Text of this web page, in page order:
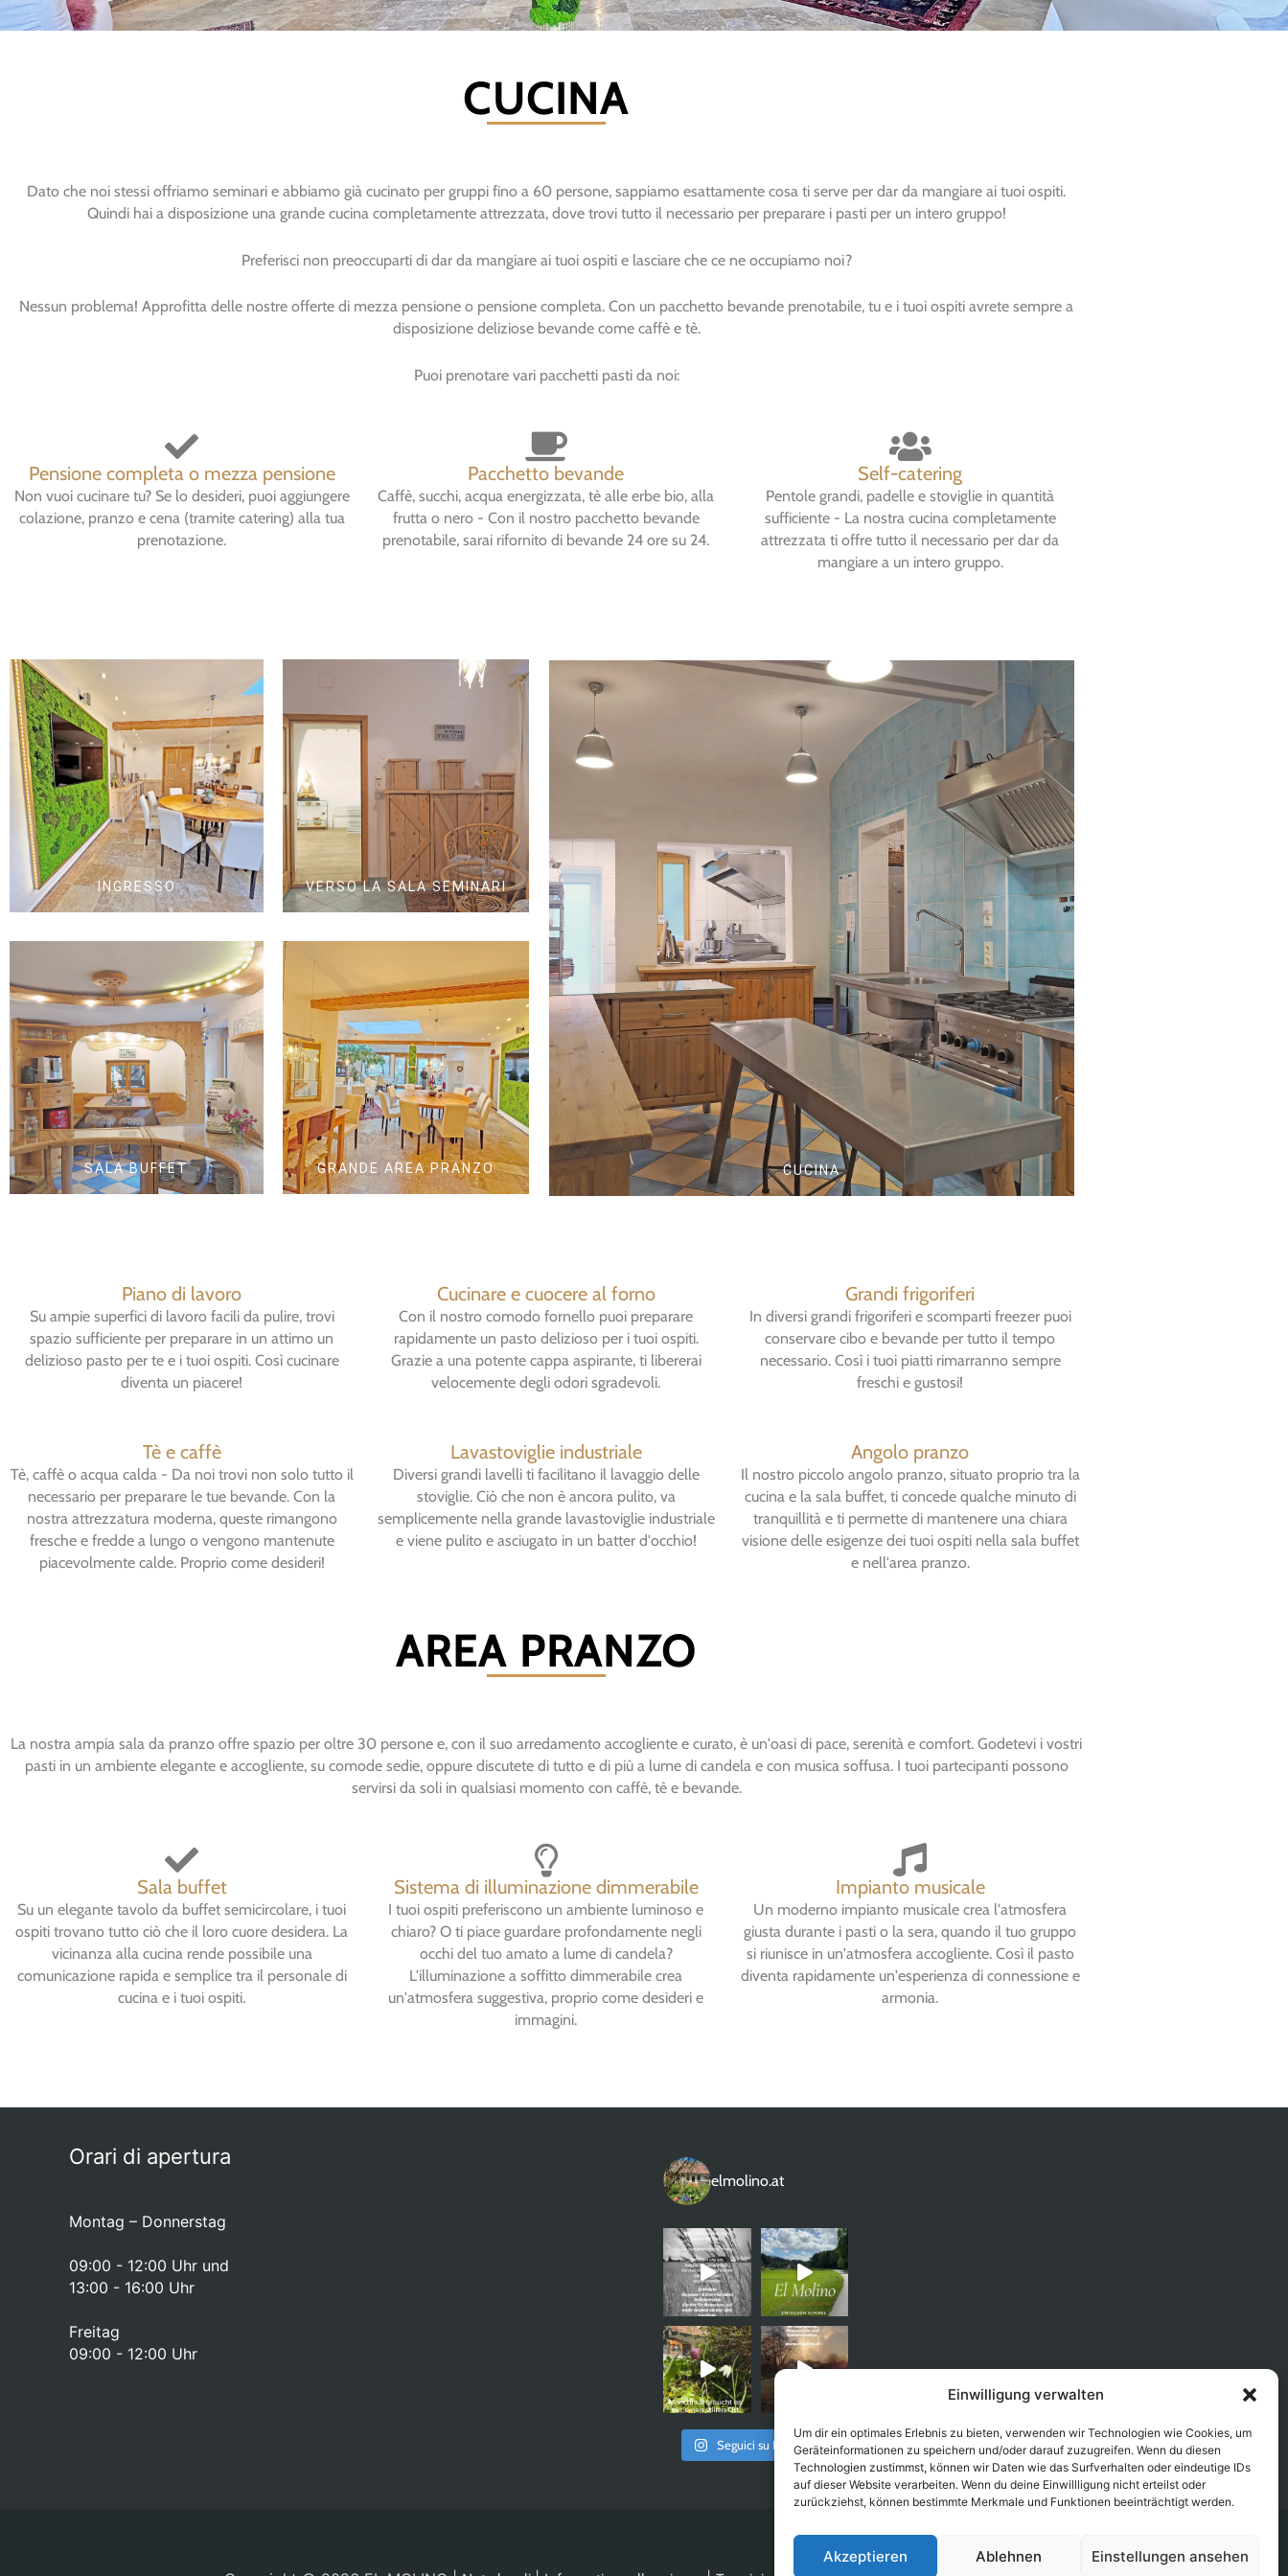
Einwilligung verwalten
Um dir ein optimales Erlebnis zu bieten, verwenden wir Technologien wie Cookies, um
Geräteinformationen zu speichern und/oder darauf zuzugreifen. Wenn du diesen
Technologien zustimmst, können wir Daten wie das Surfverhalten oder eindeutige IDs
auf dieser Website verarbeiten. Wenn du deine Einwillligung nicht erteilst oder
zurückziehst, können bestimmte Merkmale und Funktionen beeinträchtigt werden.
Akzeptieren Ablehnen Einstellungen ansehen
CUCINA
Dato che noi stessi offriamo seminari e abbiamo già cucinato per gruppi fino a 60 persone, sappiamo esattamente cosa ti serve per dar da mangiare ai tuoi ospiti.
Quindi hai a disposizione una grande cucina completamente attrezzata, dove trovi tutto il necessario per preparare i pasti per un intero gruppo!
Preferisci non preoccuparti di dar da mangiare ai tuoi ospiti e lasciare che ce ne occupiamo noi?
Nessun problema! Approfitta delle nostre offerte di mezza pensione o pensione completa. Con un pacchetto bevande prenotabile, tu e i tuoi ospiti avrete sempre a
disposizione deliziose bevande come caffè e tè.
Puoi prenotare vari pacchetti pasti da noi:
Pensione completa o mezza pensione
Non vuoi cucinare tu? Se lo desideri, puoi aggiungere
colazione, pranzo e cena (tramite catering) alla tua
prenotazione.
Pacchetto bevande
Caffè, succhi, acqua energizzata, tè alle erbe bio, alla
frutta o nero - Con il nostro pacchetto bevande
prenotabile, sarai rifornito di bevande 24 ore su 24.
Self-catering
Pentole grandi, padelle e stoviglie in quantità
sufficiente - La nostra cucina completamente
attrezzata ti offre tutto il necessario per dar da
mangiare a un intero gruppo.
INGRESSO
SALA BUFFET
VERSO LA SALA SEMINARI
GRANDE AREA PRANZO CUCINA
Piano di lavoro
Su ampie superfici di lavoro facili da pulire, trovi
spazio sufficiente per preparare in un attimo un
delizioso pasto per te e i tuoi ospiti. Così cucinare
diventa un piacere!
Cucinare e cuocere al forno
Con il nostro comodo fornello puoi preparare
rapidamente un pasto delizioso per i tuoi ospiti.
Grazie a una potente cappa aspirante, ti libererai
velocemente degli odori sgradevoli.
Grandi frigoriferi
In diversi grandi frigoriferi e scomparti freezer puoi
conservare cibo e bevande per tutto il tempo
necessario. Così i tuoi piatti rimarranno sempre
freschi e gustosi!
Tè e caffè
Tè, caffè o acqua calda - Da noi trovi non solo tutto il
necessario per preparare le tue bevande. Con la
nostra attrezzatura moderna, queste rimangono
fresche e fredde a lungo o vengono mantenute
piacevolmente calde. Proprio come desideri!
Lavastoviglie industriale
Diversi grandi lavelli ti facilitano il lavaggio delle
stoviglie. Ciò che non è ancora pulito, va
semplicemente nella grande lavastoviglie industriale
e viene pulito e asciugato in un batter d'occhio!
Angolo pranzo
Il nostro piccolo angolo pranzo, situato proprio tra la
cucina e la sala buffet, ti concede qualche minuto di
tranquillità e ti permette di mantenere una chiara
visione delle esigenze dei tuoi ospiti nella sala buffet
e nell'area pranzo.
AREA PRANZO
La nostra ampia sala da pranzo offre spazio per oltre 30 persone e, con il suo arredamento accogliente e curato, è un'oasi di pace, serenità e comfort. Godetevi i vostri
pasti in un ambiente elegante e accogliente, su comode sedie, oppure discutete di tutto e di più a lume di candela e con musica soffusa. I tuoi partecipanti possono
servirsi da soli in qualsiasi momento con caffè, tè e bevande.
Sala buffet
Su un elegante tavolo da buffet semicircolare, i tuoi
ospiti trovano tutto ciò che il loro cuore desidera. La
vicinanza alla cucina rende possibile una
comunicazione rapida e semplice tra il personale di
cucina e i tuoi ospiti.
Sistema di illuminazione dimmerabile
I tuoi ospiti preferiscono un ambiente luminoso e
chiaro? O ti piace guardare profondamente negli
occhi del tuo amato a lume di candela?
L'illuminazione a soffitto dimmerabile crea
un'atmosfera suggestiva, proprio come desideri e
immagini.
Impianto musicale
Un moderno impianto musicale crea l'atmosfera
giusta durante i pasti o la sera, quando il tuo gruppo
si riunisce in un'atmosfera accogliente. Così il pasto
diventa rapidamente un'esperienza di connessione e
armonia.
Orari di apertura
Montag – Donnerstag
09:00 - 12:00 Uhr und
13:00 - 16:00 Uhr
Freitag
09:00 - 12:00 Uhr
elmolino.at
Seguici su Instagram